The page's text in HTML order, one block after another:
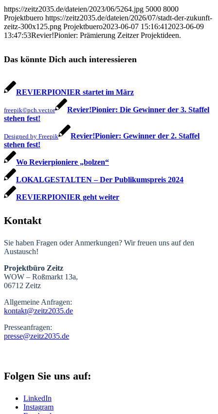
https://zeitz2035.de/dateien/2023/06/5264.jpg 5000 8000
Projektbuero https://zeitz2035.de/dateien/2026/07/stadt-der-zukunft-
zeitz-300x125.png Projektbuero2023-06-07 15:16:41 2023-06-09
13:47:53Revier!Pionier: Prämierung Zeitzer Projektideen.
Das könnte Dich auch interessieren
REVIERPIONIER startet im März
freepik©pch.vector
Revier!Pionier: Die Gewinner der 3. Staffel
stehen fest!
Designed by Freepik
Revier!Pionier: Gewinner der 2. Staffel
stehen fest!
Wo Revierpioniere „bolzen“
LOKALGESTALTEN – Der Publikumspreis 2024
REVIERPIONIER geht weiter
Kontakt
Sie haben Fragen oder Anmerkungen? Wir freuen uns auf den
Austausch!
Projektbüro Zeitz
WOW – Roßmarkt 13a,
06712 Zeitz
Allgemeine Anfragen:
kontakt@zeitz2035.de
Presseanfragen:
presse@zeitz2035.de
Folgen Sie uns auf:
LinkedIn
Instagram